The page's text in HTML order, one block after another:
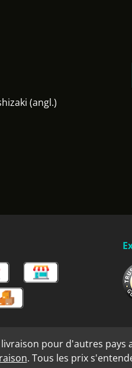
(angl.)
pour d'autres
. Tous les prix